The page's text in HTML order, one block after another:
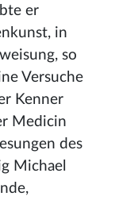
er
in
so
Versuche
Kenner
Medicin
des
Michael